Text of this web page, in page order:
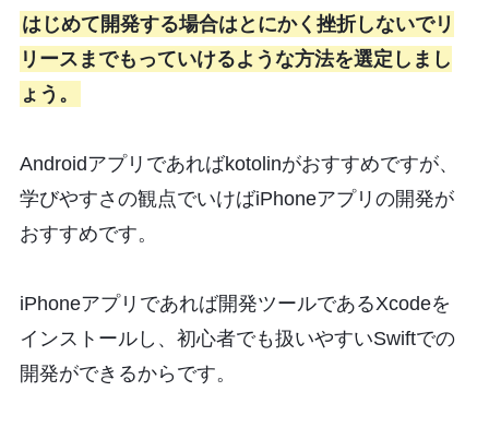
はじめて開発する場合はとにかく挫折しないでリ
リースまでもっていけるような方法を選定しまし
ょう。
Androidアプリであればkotolinがおすすめですが、
学びやすさの観点でいけばiPhoneアプリの開発が
おすすめです。
iPhoneアプリであれば開発ツールであるXcodeを
インストールし、初心者でも扱いやすいSwiftでの
開発ができるからです。